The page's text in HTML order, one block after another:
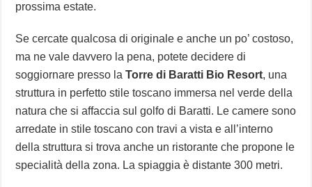
prossima estate.
Se cercate qualcosa di originale e anche un po’ costoso,
ma ne vale davvero la pena, potete decidere di
soggiornare presso laTorre di Baratti Bio Resort, una
struttura in perfetto stile toscano immersa nel verde della
natura che si affaccia sul golfo di Baratti. Le camere sono
arredate in stile toscano con travi a vista e all’interno
della struttura si trova anche un ristorante che propone le
specialità della zona. La spiaggia è distante 300 metri.